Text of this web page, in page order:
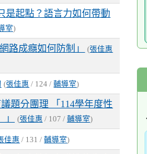
是起點？語言力如何帶動
室)
路成癮如何防制」 (張佳惠
(張佳惠 / 124 /輔導室)
題分團理 「114學年度性
(張佳惠 / 107 / 輔導室)
佳惠 / 131 /輔導室)